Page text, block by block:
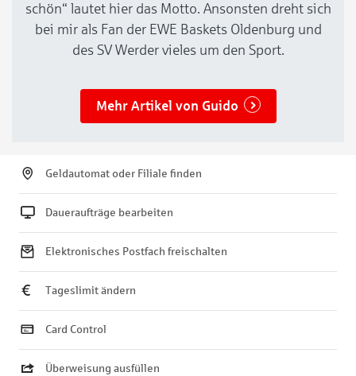
schön“ lautet hier das Motto. Ansonsten dreht sich
bei mir als Fan der EWE Baskets Oldenburg und
des SV Werder vieles um den Sport.
Mehr Artikel von Guido
Geldautomat oder Filiale finden
Daueraufträge bearbeiten
Elektronisches Postfach freischalten
Tageslimit ändern
Card Control
Überweisung ausfüllen